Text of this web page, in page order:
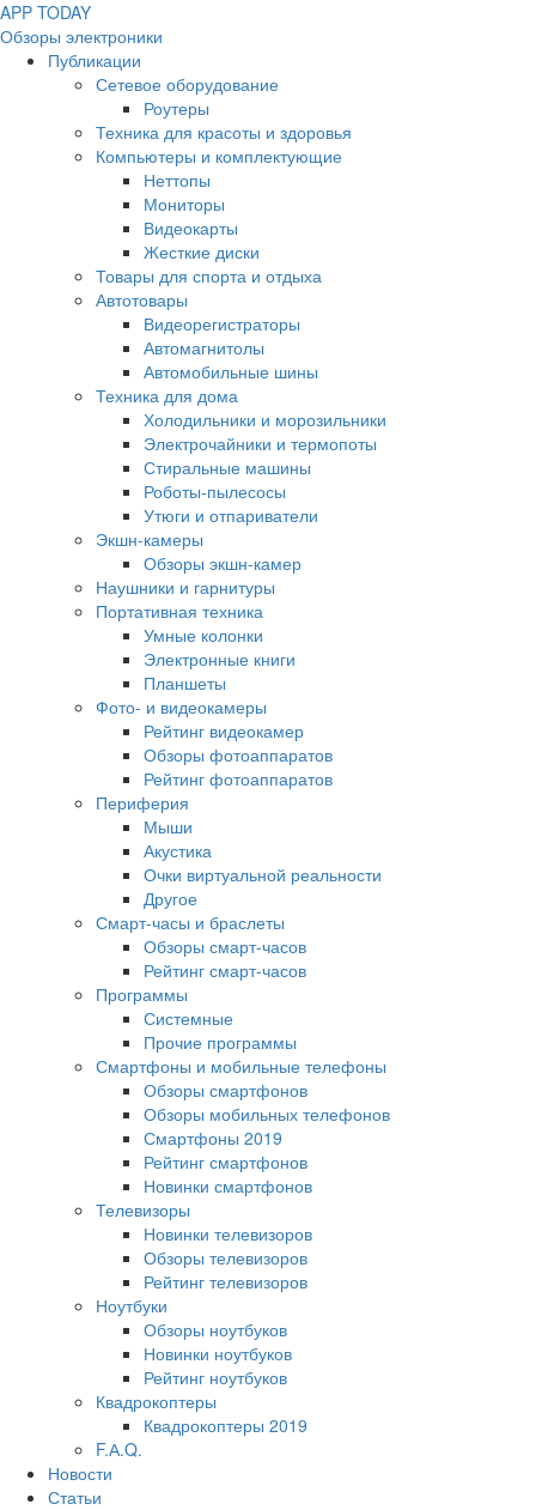
APP TODAY
Обзоры электроники
Публикации
Сетевое оборудование
Роутеры
Техника для красоты и здоровья
Компьютеры и комплектующие
Неттопы
Мониторы
Видеокарты
Жесткие диски
Товары для спорта и отдыха
Автотовары
Видеорегистраторы
Автомагнитолы
Автомобильные шины
Техника для дома
Холодильники и морозильники
Электрочайники и термопоты
Стиральные машины
Роботы-пылесосы
Утюги и отпариватели
Экшн-камеры
Обзоры экшн-камер
Наушники и гарнитуры
Портативная техника
Умные колонки
Электронные книги
Планшеты
Фото- и видеокамеры
Рейтинг видеокамер
Обзоры фотоаппаратов
Рейтинг фотоаппаратов
Периферия
Мыши
Акустика
Очки виртуальной реальности
Другое
Смарт-часы и браслеты
Обзоры смарт-часов
Рейтинг смарт-часов
Программы
Системные
Прочие программы
Смартфоны и мобильные телефоны
Обзоры смартфонов
Обзоры мобильных телефонов
Смартфоны 2019
Рейтинг смартфонов
Новинки смартфонов
Телевизоры
Новинки телевизоров
Обзоры телевизоров
Рейтинг телевизоров
Ноутбуки
Обзоры ноутбуков
Новинки ноутбуков
Рейтинг ноутбуков
Квадрокоптеры
Квадрокоптеры 2019
F.А.Q.
Новости
Статьи